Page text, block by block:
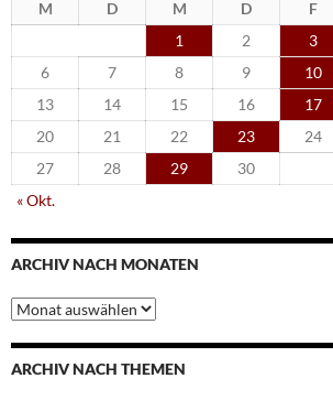
M D M D F
1
2 3
6
7 8 9 10
13
14 15 16 17
20
21 22 23 24
27
28 29
30
« Okt.
ARCHIV NACH MONATEN
Archiv
nach
Monaten
ARCHIV NACH THEMEN